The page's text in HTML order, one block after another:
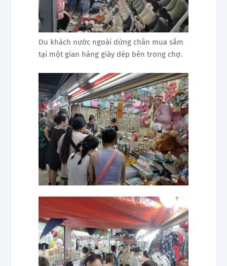
Du khách nước ngoài dừng chân mua sắm
tại một gian hàng giày dép bên trong chợ.